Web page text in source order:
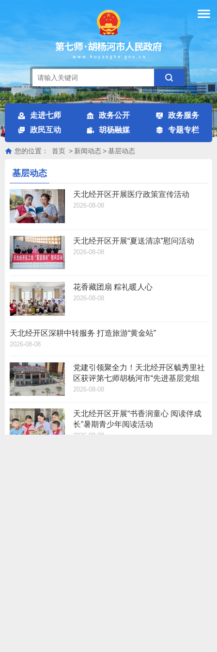
走进七师 政务公开
政务服务
政民互动
胡杨融媒 专题专栏
您的位置： 首页 > 新闻动态>基层动态
基层动态
天北经开区开展医疗政策宣传活动
2026-08-08
天北经开区开展“夏送清凉”慰问活动
2026-08-08
花香藏团扇 粽礼暖人心
2026-08-08
天北经开区深耕中转服务 打造旅游“黄金站”
2026-08-08
党建引领聚全力！天北经开区毓秀里社
区获评第七师胡杨河市“先进基层党组
织”
2026-08-08
天北经开区开展“书香润童心 阅读伴成
长”暑期青少年阅读活动
2026-08-08